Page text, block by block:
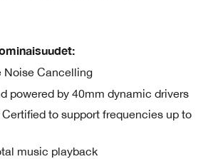
Noise Cancelling
powered by 40mm dynamic drivers
to support frequencies up to
music playback